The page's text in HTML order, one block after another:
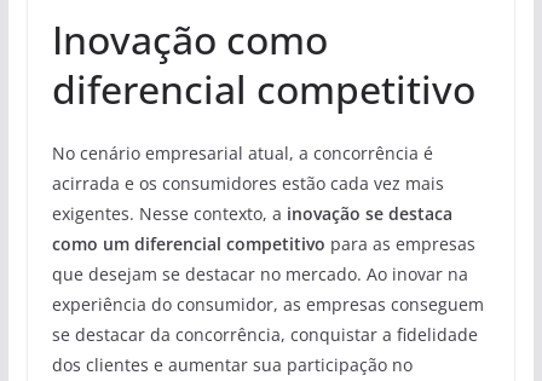
Inovação como
diferencial competitivo
No cenário empresarial atual, a concorrência é
acirrada e os consumidores estão cada vez mais
exigentes. Nesse contexto, a inovação se destaca
como um diferencial competitivo para as empresas
que desejam se destacar no mercado. Ao inovar na
experiência do consumidor, as empresas conseguem
se destacar da concorrência, conquistar a fidelidade
dos clientes e aumentar sua participação no